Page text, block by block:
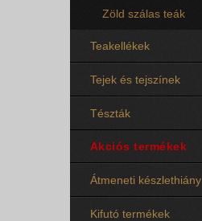
Zöld szálas teák
Teakellékek
Tejek és tejszínek
Tészták
Akciós termékek
Átmeneti készlethiány
Kifutó termékek